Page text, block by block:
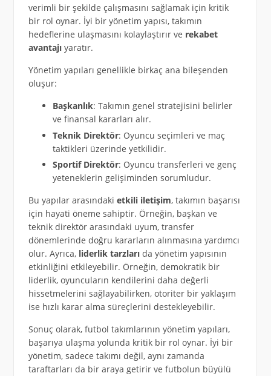
verimli bir şekilde çalışmasını sağlamak için kritik
bir rol oynar. İyi bir yönetim yapısı, takımın
hedeflerine ulaşmasını kolaylaştırır ve rekabet
avantajıyaratır.
Yönetim yapıları genellikle birkaç ana bileşenden
oluşur:
Başkanlık: Takımın genel stratejisini belirler
ve finansal kararları alır.
Teknik Direktör: Oyuncu seçimleri ve maç
taktikleri üzerinde yetkilidir.
Sportif Direktör: Oyuncu transferleri ve genç
yeteneklerin gelişiminden sorumludur.
Bu yapılar arasındaki etkili iletişim, takımın başarısı
için hayati öneme sahiptir. Örneğin, başkan ve
teknik direktör arasındaki uyum, transfer
dönemlerinde doğru kararların alınmasına yardımcı
olur. Ayrıca, liderlik tarzlarıda yönetim yapısının
etkinliğini etkileyebilir. Örneğin, demokratik bir
liderlik, oyuncuların kendilerini daha değerli
hissetmelerini sağlayabilirken, otoriter bir yaklaşım
ise hızlı karar alma süreçlerini destekleyebilir.
Sonuç olarak, futbol takımlarının yönetim yapıları,
başarıya ulaşma yolunda kritik bir rol oynar. İyi bir
yönetim, sadece takımı değil, aynı zamanda
taraftarları da bir araya getirir ve futbolun büyülü